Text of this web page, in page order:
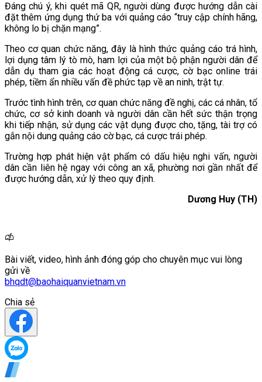
Đáng chú ý, khi quét mã QR, người dùng được hướng dẫn cài
đặt thêm ứng dụng thứ ba với quảng cáo “truy cập chính hãng,
không lo bị chặn mạng”.
Theo cơ quan chức năng, đây là hình thức quảng cáo trá hình,
lợi dụng tâm lý tò mò, ham lợi của một bộ phận người dân để
dẫn dụ tham gia các hoạt động cá cược, cờ bạc online trái
phép, tiềm ẩn nhiều vấn đề phức tạp về an ninh, trật tự.
Trước tình hình trên, cơ quan chức năng đề nghị, các cá nhân, tổ
chức, cơ sở kinh doanh và người dân cần hết sức thận trọng
khi tiếp nhận, sử dụng các vật dụng được cho, tặng, tài trợ có
gắn nội dung quảng cáo cờ bạc, cá cược trái phép.
Trường hợp phát hiện vật phẩm có dấu hiệu nghi vấn, người
dân cần liên hệ ngay với công an xã, phường nơi gần nhất để
được hướng dẫn, xử lý theo quy định.
Dương Huy (TH)
Bài viết, video, hình ảnh đóng góp cho chuyên mục vui lòng
gửi về
bhqdt@baohaiquanvietnam.vn
Chia sẻ